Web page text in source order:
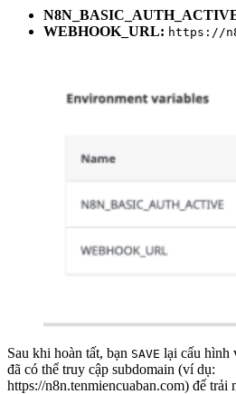
WEBHOOK_URL: https://
Sau khi hoàn tất, bạn SAVE lại cấu hình
đã có thể truy cập subdomain (ví dụ:
https://n8n.tenmiencuaban.com) để trải